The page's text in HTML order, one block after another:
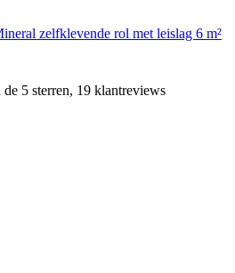
zelfklevende rol met leislag 6 m²
5 sterren, 19 klantreviews